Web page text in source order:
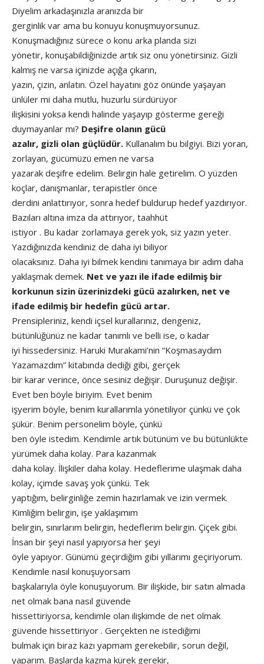
Diyelim arkadaşınızla aranızda bir
gerginlik var ama bu konuyu konuşmuyorsunuz.
Konuşmadığınız sürece o konu arka planda sizi
yönetir, konuşabildiğinizde artık siz onu yönetirsiniz. Gizli
kalmış ne varsa içinizde açığa çıkarın,
yazın, çizin, anlatın. Özel hayatını göz önünde yaşayan
ünlüler mi daha mutlu, huzurlu sürdürüyor
ilişkisini yoksa kendi halinde yaşayıp gösterme gereği
duymayanlar mı? Deşifre olanın gücü
azalır, gizli olan güçlüdür. Kullanalım bu bilgiyi. Bizi yoran,
zorlayan, gücümüzü emen ne varsa
yazarak deşifre edelim. Belirgin hale getirelim. O yüzden
koçlar, danışmanlar, terapistler önce
derdini anlattırıyor, sonra hedef buldurup hedef yazdırıyor.
Bazıları altına imza da attırıyor, taahhüt
istiyor . Bu kadar zorlamaya gerek yok, siz yazın yeter.
Yazdığınızda kendiniz de daha iyi biliyor
olacaksınız. Daha iyi bilmek kendini tanımaya bir adım daha
yaklaşmak demek. Net ve yazı ile ifade edilmiş bir
korkunun sizin üzerinizdeki gücü azalırken, net ve
ifade edilmiş bir hedefin gücü artar.
Prensipleriniz, kendi içsel kurallarınız, dengeniz,
bütünlüğünüz ne kadar tanımlı ve belli ise, o kadar
iyi hissedersiniz. Haruki Murakami’nin “Koşmasaydım
Yazamazdım” kitabında dediği gibi, gerçek
bir karar verince, önce sesiniz değişir. Duruşunuz değişir.
Evet ben böyle biriyim. Evet benim
işyerim böyle, benim kurallarımla yönetiliyor çünkü ve çok
şükür. Benim personelim böyle, çünkü
ben öyle istedim. Kendimle artık bütünüm ve bu bütünlükte
yürümek daha kolay. Para kazanmak
daha kolay. İlişkiler daha kolay. Hedeflerime ulaşmak daha
kolay, içimde savaş yok çünkü. Tek
yaptığım, belirginliğe zemin hazırlamak ve izin vermek.
Kimliğim belirgin, işe yaklaşımım
belirgin, sınırlarım belirgin, hedeflerim belirgin. Çiçek gibi.
İnsan bir şeyi nasıl yapıyorsa her şeyi
öyle yapıyor. Günümü geçirdiğim gibi yıllarımı geçiriyorum.
Kendimle nasıl konuşuyorsam
başkalarıyla öyle konuşuyorum. Bir ilişkide, bir satın almada
net olmak bana nasıl güvende
hissettiriyorsa, kendimle olan ilişkimde de net olmak
güvende hissettiriyor . Gerçekten ne istediğimi
bulmak için biraz kazı yapmam gerekebilir, sorun değil,
yaparım. Başlarda kazma kürek gerekir,